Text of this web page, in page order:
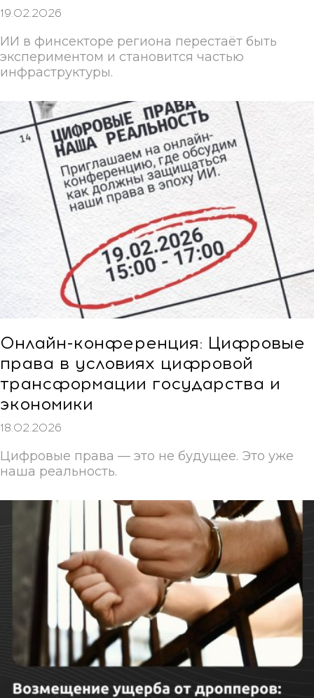
19.02.2026
ИИ в финсекторе региона перестаёт быть
экспериментом и становится частью
инфраструктуры.
Онлайн-конференция: Цифровые
права в условиях цифровой
трансформации государства и
экономики
18.02.2026
Цифровые права — это не будущее. Это уже
наша реальность.